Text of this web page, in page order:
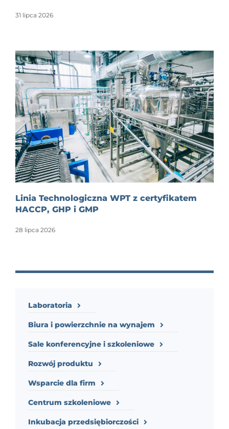
31 lipca 2026
Linia Technologiczna WPT z certyfikatem
HACCP, GHP i GMP
28 lipca 2026
Laboratoria
Biura i powierzchnie na wynajem
Sale konferencyjne i szkoleniowe
Rozwój produktu
Wsparcie dla firm
Centrum szkoleniowe
Inkubacja przedsiębiorczości